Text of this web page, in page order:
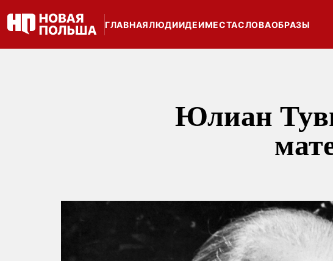
ГЛАВНАЯЛЮДИИДЕИМЕСТАСЛОВАОБРАЗЫ
Юлиан